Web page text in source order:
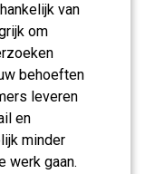
van
om
behoeften
leveren
en
minder
werk gaan.